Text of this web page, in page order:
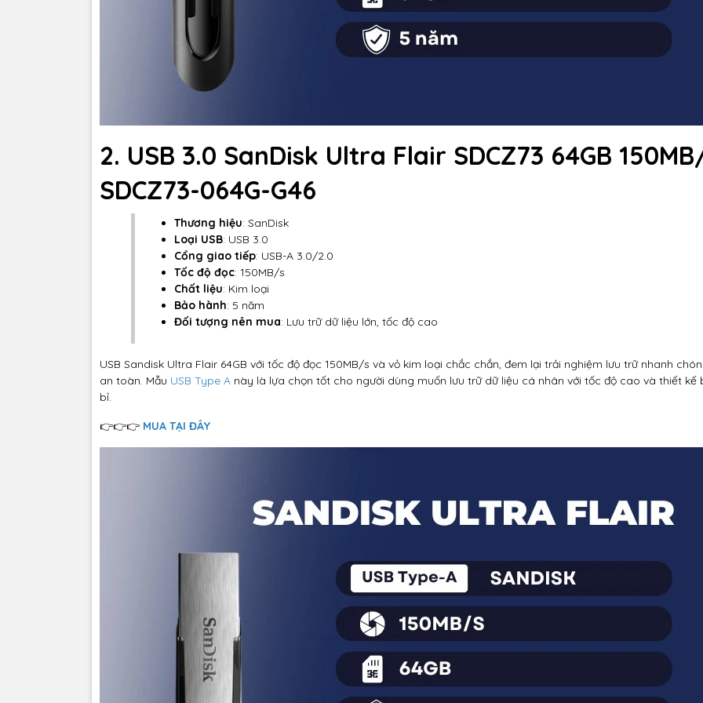
2. USB 3.0 SanDisk Ultra Flair SDCZ73 64GB
SDCZ73-064G-G46
Thương hiệu: SanDisk
Loại USB: USB 3.0
Cổng giao tiếp: USB-A 3.0/2.0
Tốc độ đọc: 150MB/s
Chất liệu: Kim loại
Bảo hành: 5 năm
Đối tượng nên mua: Lưu trữ dữ liệu lớn, tốc độ cao
USB Sandisk Ultra Flair 64GB với tốc độ đọc 150MB/s và vỏ kim loại chắc chắn, đem lại trải nghiệm lưu trữ nhanh
an toàn. Mẫu USB Type A này là lựa chọn tốt cho người dùng muốn lưu trữ dữ liệu cá nhân với tốc độ cao và thiết kế
bỉ.
👉👉👉 MUA TẠI ĐÂY